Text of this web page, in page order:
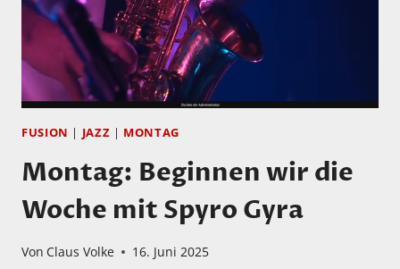
FUSION | JAZZ | MONTAG
Montag: Beginnen wir die
Woche mit Spyro Gyra
Von Claus Volke 16. Juni 2025